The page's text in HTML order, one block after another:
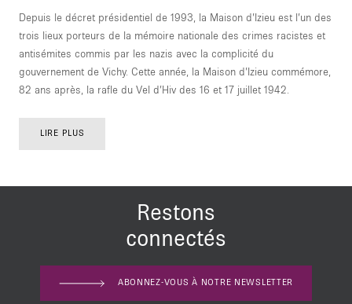
Depuis le décret présidentiel de 1993, la Maison d’Izieu est l’un des
trois lieux porteurs de la mémoire nationale des crimes racistes et
antisémites commis par les nazis avec la complicité du
gouvernement de Vichy. Cette année, la Maison d’Izieu commémore,
82 ans après, la rafle du Vel d’Hiv des 16 et 17 juillet 1942.
LIRE PLUS
Restons
connectés
ABONNEZ-VOUS À NOTRE NEWSLETTER